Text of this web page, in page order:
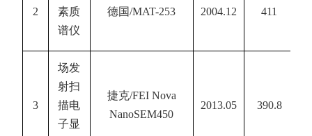
2
素质
谱仪
德国/MAT-253 2004.12 411
3
场发
射扫
描电
子显
捷克/FEI Nova
NanoSEM450
2013.05 390.8